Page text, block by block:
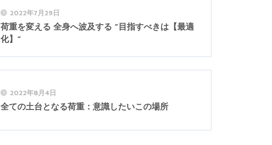
2022年7月29日
荷重を変える 全身へ波及する ”目指すべきは【最適
化】”
2022年8月4日
全ての土台となる荷重：意識したいこの場所